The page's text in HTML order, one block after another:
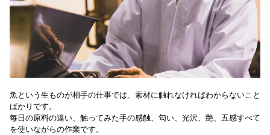
魚という生ものが相手の仕事では、素材に触れなければわからないこと
ばかりです。
毎日の原料の違い、触ってみた手の感触、匂い、光沢、艶、五感すべて
を使いながらの作業です。